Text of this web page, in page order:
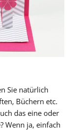
Sie natürlich
Büchern etc.
das eine oder
Wenn ja, einfach